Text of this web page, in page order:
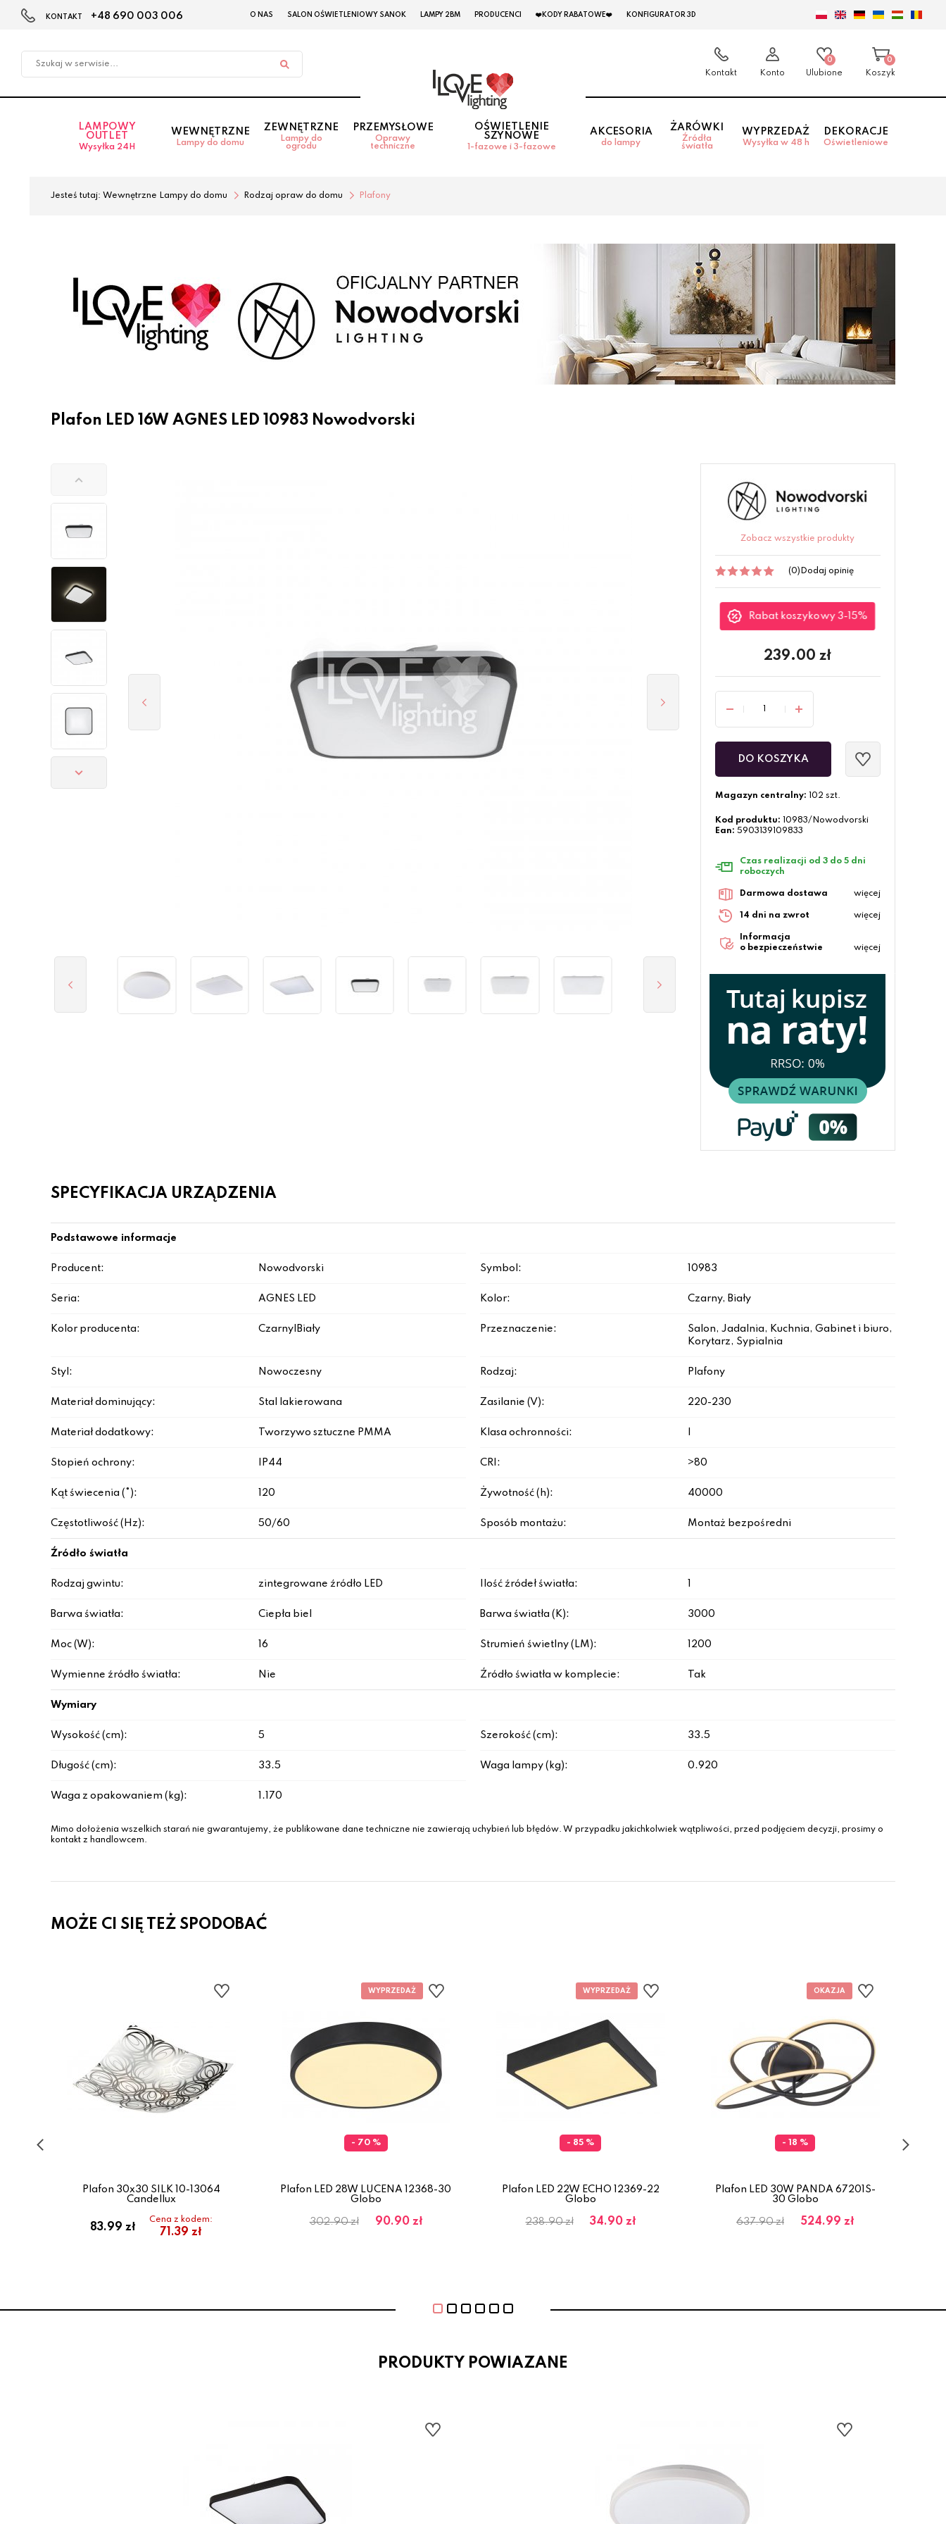
w
KONTAKT +48 690 003 006 O NAS SALON OŚWIETLENIOWY SANOK LAMPY 2BM PRODUCENCI ❤️KODY RABATOWE❤️ KONFIGURATOR 3D
Kontakt Konto
0
Ulubione
0
Koszyk
LAMPOWY
OUTLET
Wysyłka 24H
WEWNĘTRZNE
Lampy do domu
ZEWNĘTRZNE
Lampy do
ogrodu
PRZEMYSŁOWE
Oprawy
techniczne
OŚWIETLENIE
SZYNOWE
1-fazowe i 3-fazowe
AKCESORIA
do lampy
ŻARÓWKI
Źródła
światła
WYPRZEDAŻ
Wysyłka w 48 h
DEKORACJE
Oświetleniowe
Jesteś tutaj: Wewnętrzne Lampy do domu Rodzaj opraw do domu Plafony
Plafon LED 16W AGNES LED 10983 Nowodvorski
Zobacz wszystkie produkty
(0) Dodaj opinię
Rabat koszykowy 3-15%
239.00 zł
DO KOSZYKA
Magazyn centralny: 102 szt.
Kod produktu:
10983/Nowodvorski
Ean: 5903139109833
Czas realizacji od 3 do 5 dni
roboczych
Darmowa dostawa więcej
14 dni na zwrot więcej
Informacja
o bezpieczeństwie
więcej
SPECYFIKACJA URZĄDZENIA
Podstawowe informacje
Producent: Nowodvorski Symbol: 10983
Seria: AGNES LED Kolor: Czarny, Biały
Kolor producenta: Czarny|Biały Przeznaczenie:
Salon, Jadalnia, Kuchnia, Gabinet i biuro,
Korytarz, Sypialnia
Styl: Nowoczesny Rodzaj: Plafony
Materiał dominujący: Stal lakierowana Zasilanie (V): 220-230
Materiał dodatkowy: Tworzywo sztuczne PMMA Klasa ochronności:
Stopień ochrony: IP44 CRI: >80
Kąt świecenia (°): 120 Żywotność (h): 40000
Częstotliwość (Hz): 50/60 Sposób montażu: Montaż bezpośredni
Źródło światła
Rodzaj gwintu: zintegrowane źródło LED Ilość źródeł światła:
Barwa światła: Ciepła biel Barwa światła (K): 3000
Moc (W): 16 Strumień świetlny (LM): 1200
Wymienne źródło światła: Nie Źródło światła w komplecie: Tak
Wymiary
Wysokość (cm): 5 Szerokość (cm): 33.5
Długość (cm): 33.5 Waga lampy (kg): 0.920
Waga z opakowaniem (kg): 1.170
Mimo dołożenia wszelkich starań nie gwarantujemy, że publikowane dane techniczne nie zawierają uchybień lub błędów. W przypadku jakichkolwiek wątpliwości, przed podjęciem decyzji, prosimy o
kontakt z handlowcem.
MOŻE CI SIĘ TEŻ SPODOBAĆ
Plafon 30x30 SILK 10-13064
Candellux
83.99 zł
Cena z kodem:
71.39 zł
- 70 %
Plafon LED 28W LUCENA 12368-30
Globo
302.90 zł 90.90 zł
- 85 %
Plafon LED 22W ECHO 12369-22
Globo
238.90 zł 34.90 zł
- 18 %
Plafon LED 30W PANDA 67201S-
30 Globo
637.90 zł 524.99 zł
PRODUKTY POWIAZANE